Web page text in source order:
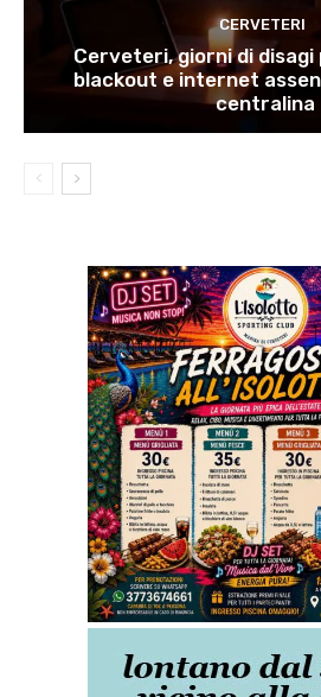
CERVETERI
Cerveteri, giorni di
blackout e internet
centralina